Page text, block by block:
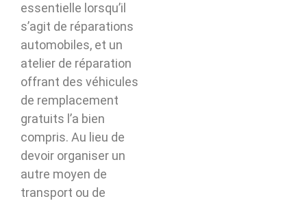
essentielle lorsqu’il
s’agit de réparations
automobiles, et un
atelier de réparation
offrant des véhicules
de remplacement
gratuits l’a bien
compris. Au lieu de
devoir organiser un
autre moyen de
transport ou de